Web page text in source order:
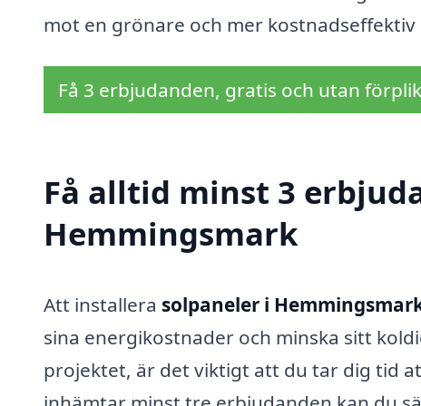
mot en grönare och mer
Få 3 erbjudanden, gratis och utan
Få alltid minst 3
Hemmingsmark
Att installera solpaneler i
sina energikostnader och minska sitt
projektet, är det viktigt att du tar dig tid